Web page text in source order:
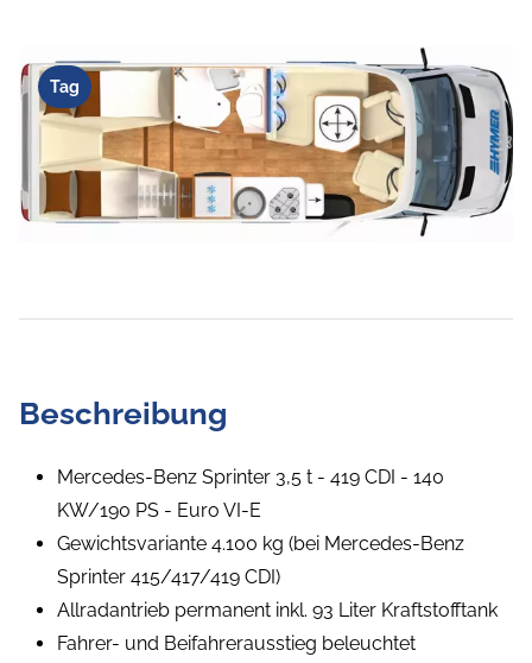
Tag
Beschreibung
Mercedes-Benz Sprinter 3,5 t - 419 CDI - 140
KW/190 PS - Euro VI-E
Gewichtsvariante 4.100 kg (bei Mercedes-Benz
Sprinter 415/417/419 CDI)
Allradantrieb permanent inkl. 93 Liter Kraftstofftank
Fahrer- und Beifahrerausstieg beleuchtet